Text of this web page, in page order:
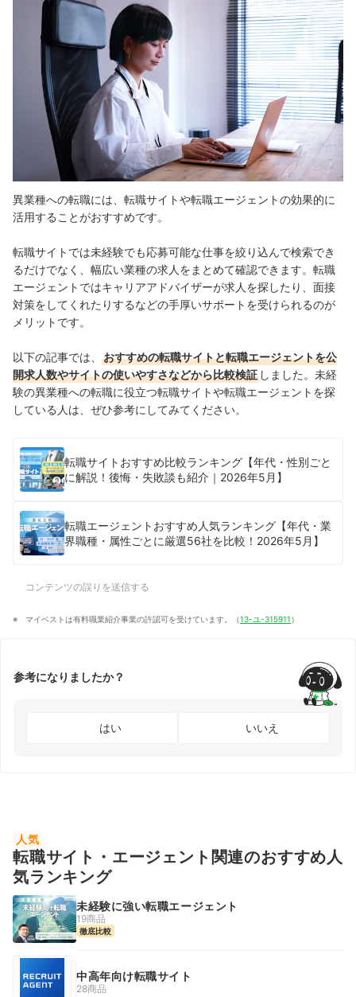
異業種への転職には、転職サイトや転職エージェントの効果的に
活用することがおすすめです。
転職サイトでは未経験でも応募可能な仕事を絞り込んで検索でき
るだけでなく、幅広い業種の求人をまとめて確認できます。 転職
エージェントではキャリアアドバイザーが求人を探したり、面接
対策をしてくれたりするなどの手厚いサポートを受けられるのが
メリットです。
以下の記事では、
おすすめの転職サイトと転職エージェントを公
開求人数やサイトの使いやすさなどから比較検証 しました。未経
験の異業種への転職に役立つ転職サイトや転職エージェントを探
している人は、ぜひ参考にしてみてください。
転職サイトおすすめ比較ランキング【年代・性別ごと
に解説！後悔・失敗談も紹介｜2026年5月】
転職エージェントおすすめ人気ランキング【年代・業
界職種・属性ごとに厳選56社を比較！2026年5月】
コンテンツの誤りを送信する
マイベストは有料職業紹介事業の許認可を受けています。（13-ユ-315911）
参考になりましたか？
はい いいえ
人気
転職サイト・エージェント関連のおすすめ人
気ランキング
未経験に強い転職エージェント
19商品
徹底比較
中高年向け転職サイト
28商品